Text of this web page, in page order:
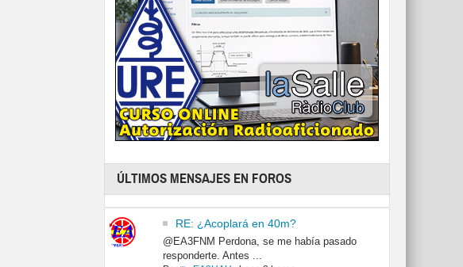
ÚLTIMOS MENSAJES EN FOROS
RE: ¿Acoplará en 40m?
@EA3FNM Perdona, se me había pasado
responderte. Antes ...